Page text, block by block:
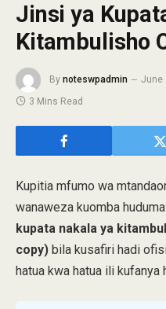
Jinsi ya
Kitambulisho
By noteswpadmin June
3 Mins Read
Kupitia mfumo wa
wanaweza kuomba
kupata nakala ya
copy) bila kusafiri hadi
hatua kwa hatua ili kufanya